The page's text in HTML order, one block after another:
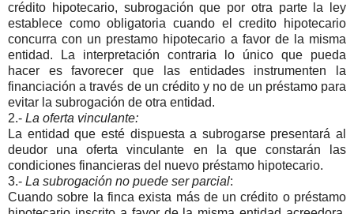
crédito hipotecario, subrogación que por otra parte la ley
establece como obligatoria cuando el credito hipotecario
concurra con un prestamo hipotecario a favor de la misma
entidad. La interpretación contraria lo único que pueda
hacer es favorecer que las entidades instrumenten la
financiación a través de un crédito y no de un préstamo para
evitar la subrogación de otra entidad.
2.- La oferta vinculante:
La entidad que esté dispuesta a subrogarse presentará al
deudor una oferta vinculante en la que constarán las
condiciones financieras del nuevo préstamo hipotecario.
3.- La subrogación no puede ser parcial:
Cuando sobre la finca exista más de un crédito o préstamo